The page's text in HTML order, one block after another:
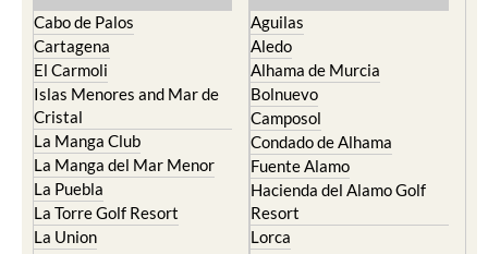
Find more information by AREA,
TOWN or URBANISATION .....
The Mar Menor
Cabo de Palos
Cartagena
El Carmoli
Islas Menores and Mar de
South West Murcia
Aguilas
Aledo
Alhama de Murcia
Bolnuevo